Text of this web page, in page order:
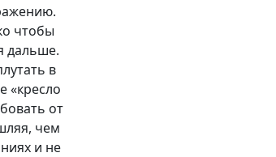
чтобы
дальше.
в
«кресло
от
чем
и не